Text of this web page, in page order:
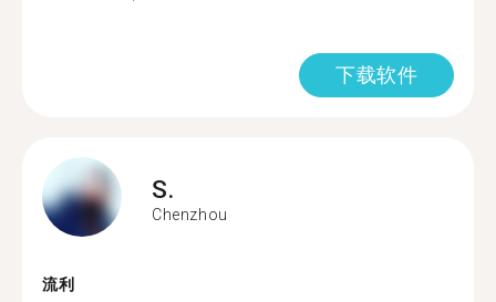
下载软件
S.
Chenzhou
流利